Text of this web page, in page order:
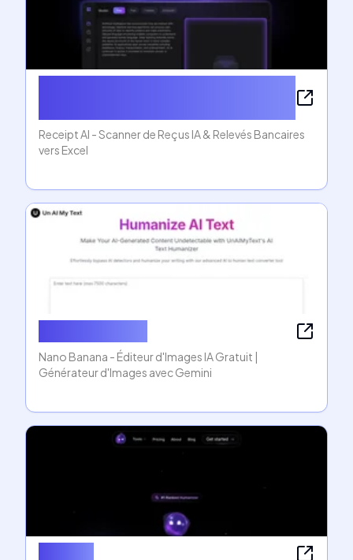
Receipt AI - Scanner de Reçus IA & Relevés Bancaires
vers Excel
Nano Banana - Éditeur d'Images IA Gratuit |
Générateur d'Images avec Gemini